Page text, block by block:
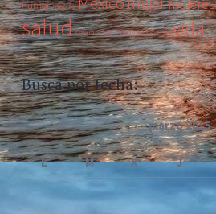
humor madre
salud sexualidad sorpresa tips vida
Busca por fecha:
marzo 2015
L M X J